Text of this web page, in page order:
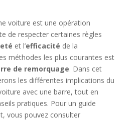
voiture est une opération
de respecter certaines règles
et l’efficacité de la
méthodes les plus courantes est
de remorquage. Dans cet
les différentes implications du
avec une barre, tout en
pratiques. Pour un guide
vous pouvez consulter